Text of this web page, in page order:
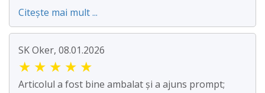
Citește mai mult ...
SK Oker, 08.01.2026
★ ★ ★ ★ ★
Articolul a fost bine ambalat și a ajuns prompt;